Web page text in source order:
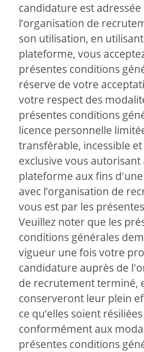
candidature est adressée
l’organisation de
son utilisation, en
plateforme, vous
présentes conditions
réserve de votre
votre respect des
présentes conditions
licence personnelle
transférable, incessible
exclusive vous autorisant
plateforme aux fins
avec l’organisation de
vous est par les
Veuillez noter que les
conditions générales
vigueur une fois votre
candidature auprès de
de recrutement terminé,
conserveront leur plein
ce qu’elles soient résiliées
conformément aux
présentes conditions